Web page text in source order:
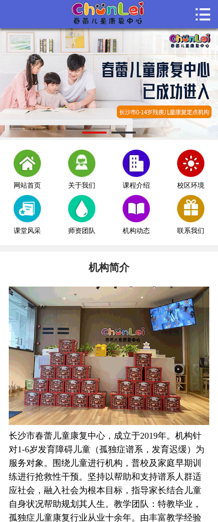
关于我们
课程介绍
课堂风采
师资团队
机构动态
联系我们

网站首页 关于我们 课程介绍 校区环境
课堂风采 师资团队 机构动态 联系我们
机构简介
长沙市春蕾儿童康复中心，成立于2019年。机构针
对1-6岁发育障碍儿童（孤独症谱系，发育迟缓）为
服务对象。围绕儿童进行机构，普校及家庭早期训
练进行抢救性干预。坚持以帮助和支持谱系人群适
应社会，融入社会为根本目标，指导家长结合儿童
自身状况帮助规划其人生。教学团队：特教毕业，
孤独症儿童康复行业从业十余年。由丰富教学经验